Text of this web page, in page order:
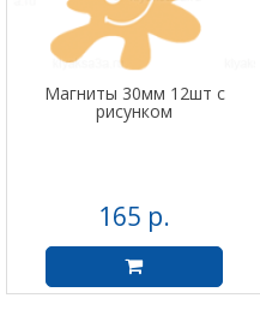
Магниты 30мм 12шт с
рисунком
165 р.